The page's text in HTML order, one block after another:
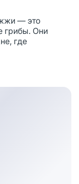
— это
грибы. Они
где